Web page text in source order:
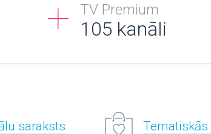
TV Premium
105 kanāli
saraksts Tematiskās